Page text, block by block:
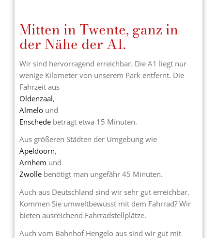
Mitten in Twente, ganz in
der Nähe der A1.
Wir sind hervorragend erreichbar. Die A1 liegt nur
wenige Kilometer von unserem Park entfernt. Die
Fahrzeit aus
Oldenzaal,
Almelo und
Enschede beträgt etwa 15 Minuten.
Aus größeren Städten der Umgebung wie
Apeldoorn,
Arnhem und
Zwolle benötigt man ungefähr 45 Minuten.
Auch aus Deutschland sind wir sehr gut erreichbar.
Kommen Sie umweltbewusst mit dem Fahrrad? Wir
bieten ausreichend Fahrradstellplätze.
Auch vom Bahnhof Hengelo aus sind wir gut mit